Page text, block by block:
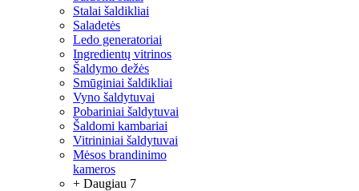
Stalai šaldikliai
Saladetės
Ledo generatoriai
Ingredientų vitrinos
Šaldymo dežės
Smūginiai šaldikliai
Vyno šaldytuvai
Pobariniai šaldytuvai
Šaldomi kambariai
Vitrininiai šaldytuvai
Mėsos brandinimo
kameros
+ Daugiau 7